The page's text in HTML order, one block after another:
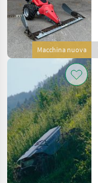
Macchina nuova